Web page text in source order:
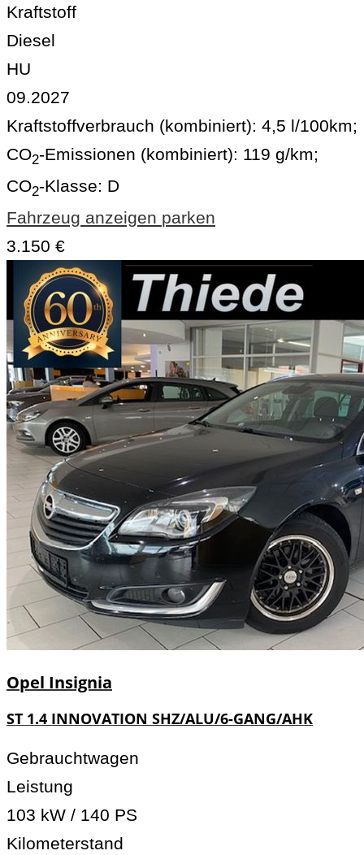
Kraftstoff
Diesel
HU
09.2027
Kraftstoffverbrauch (kombiniert): 4,5 l/100km;
CO2-Emissionen (kombiniert): 119 g/km;
CO2-Klasse: D
Fahrzeug anzeigen parken
3.150 €
Opel Insignia
ST 1.4 INNOVATION SHZ/ALU/6-GANG/AHK
Gebrauchtwagen
Leistung
103 kW / 140 PS
Kilometerstand